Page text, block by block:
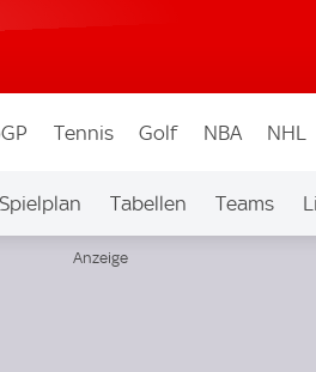
Tennis Golf NBA NHL
Spielplan Tabellen Teams